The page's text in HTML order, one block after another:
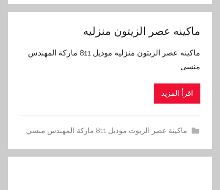
ماكينه عصر الزيتون منزليه
ماكينه عصر الزيتون منزليه موديل 811 ماركة المهندس
منسى
اقرأ المزيد
ماكينة عصر الزيوت موديل 811 ماركة المهندس منسي